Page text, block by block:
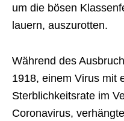
um die bösen
lauern, auszurotten.
Während des
1918, einem Virus mit
Sterblichkeitsrate im
Coronavirus,